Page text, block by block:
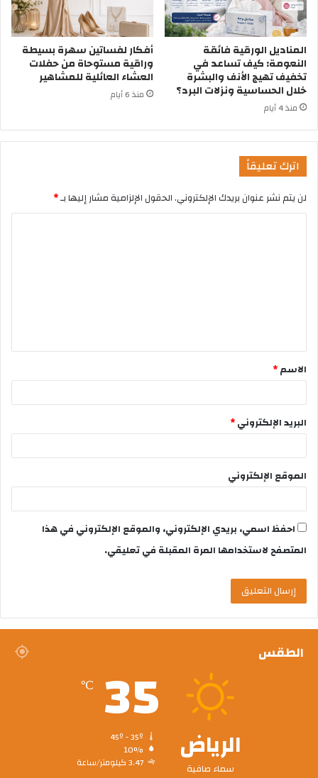
المناديل الورقية فائقة
النعومة: كيف تساعد في
تخفيف تهيج الأنف والبشرة
خلال الحساسية ونزلات البرد؟
منذ 4 أيام
أفكار لفساتين سهرة بسيطة
وراقية مستوحاة من حفلات
العشاء العائلية للمشاهير
منذ 6 أيام
اترك تعليقاً
لن يتم نشر عنوان بريدك الإلكتروني.الحقول الإلزامية مشار إليها بـ*
الاسم*
البريد الإلكتروني*
الموقع الإلكتروني
احفظ اسمي، بريدي الإلكتروني، والموقع الإلكتروني في هذا
المتصفح لاستخدامها المرة المقبلة في تعليقي.
الطقس
الرياض
سماء صافية
35
℃
10%
3.47 كيلومتر/ساعة